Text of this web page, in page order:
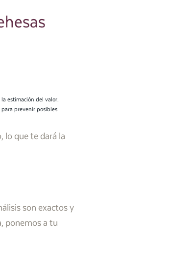
estimación del valor.
prevenir posibles
lo que te dará la
son exactos y
ponemos a tu